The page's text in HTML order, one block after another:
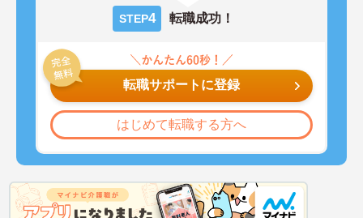
STEP4 転職成功！
転職サポートに登録
はじめて転職する方へ